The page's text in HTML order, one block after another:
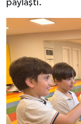
paylaştı.